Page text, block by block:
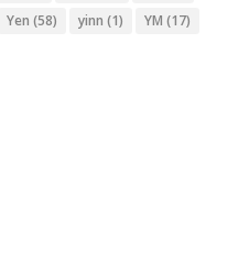
Yen (58) yinn (1) YM (17)